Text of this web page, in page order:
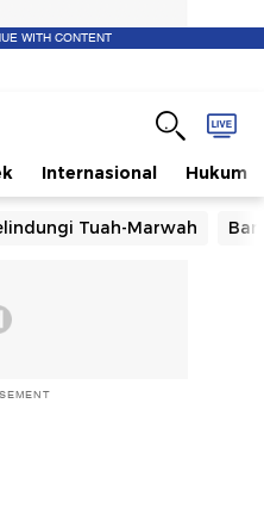
WITH CONTENT
Internasional Hukum
Tuah-Marwah